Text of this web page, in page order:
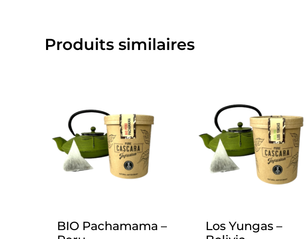
Produits similaires
BIO Pachamama –
Los Yungas –